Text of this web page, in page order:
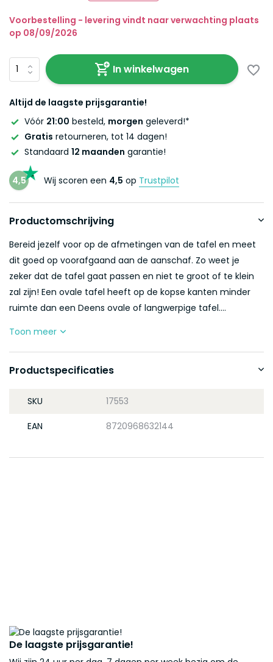
Voorbestelling - levering vindt naar verwachting plaats
op 08/09/2026
In winkelwagen
Altijd de laagste prijsgarantie!
Vóór 21:00 besteld, morgen geleverd!*
Gratis retourneren, tot 14 dagen!
Standaard 12 maanden garantie!
4,5 Wij scoren een 4,5 op Trustpilot
Productomschrijving
Bereid jezelf voor op de afmetingen van de tafel en meet
dit goed op voorafgaand aan de aanschaf. Zo weet je
zeker dat de tafel gaat passen en niet te groot of te klein
zal zijn! Een ovale tafel heeft op de kopse kanten minder
ruimte dan een Deens ovale of langwerpige tafel....
Toon meer
Productspecificaties
SKU 17553
EAN 8720968632144
De laagste prijsgarantie!